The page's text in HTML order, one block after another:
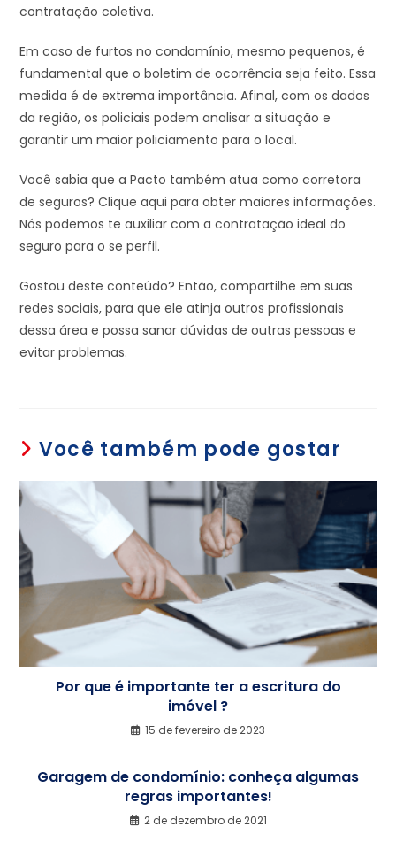
contratação coletiva.
Em caso de furtos no condomínio, mesmo pequenos, é
fundamental que o boletim de ocorrência seja feito. Essa
medida é de extrema importância. Afinal, com os dados
da região, os policiais podem analisar a situação e
garantir um maior policiamento para o local.
Você sabia que a Pacto também atua como corretora
de seguros? Clique aqui para obter maiores informações.
Nós podemos te auxiliar com a contratação ideal do
seguro para o se perfil.
Gostou deste conteúdo? Então, compartilhe em suas
redes sociais, para que ele atinja outros profissionais
dessa área e possa sanar dúvidas de outras pessoas e
evitar problemas.
Você também pode gostar
Por que é importante ter a escritura do
imóvel ?
15 de fevereiro de 2023
Garagem de condomínio: conheça algumas
regras importantes!
2 de dezembro de 2021